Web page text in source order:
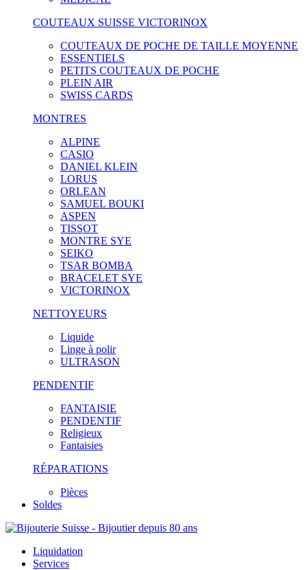
COUTEAUX SUISSE VICTORINOX
COUTEAUX DE POCHE DE TAILLE MOYENNE
ESSENTIELS
PETITS COUTEAUX DE POCHE
PLEIN AIR
SWISS CARDS
MONTRES
ALPINE
CASIO
DANIEL KLEIN
LORUS
ORLEAN
SAMUEL BOUKI
ASPEN
TISSOT
MONTRE SYE
SEIKO
TSAR BOMBA
BRACELET SYE
VICTORINOX
NETTOYEURS
Liquide
Linge à polir
ULTRASON
PENDENTIF
FANTAISIE
PENDENTIF
Religieux
Fantaisies
RÉPARATIONS
Pièces
Soldes
Liquidation
Services